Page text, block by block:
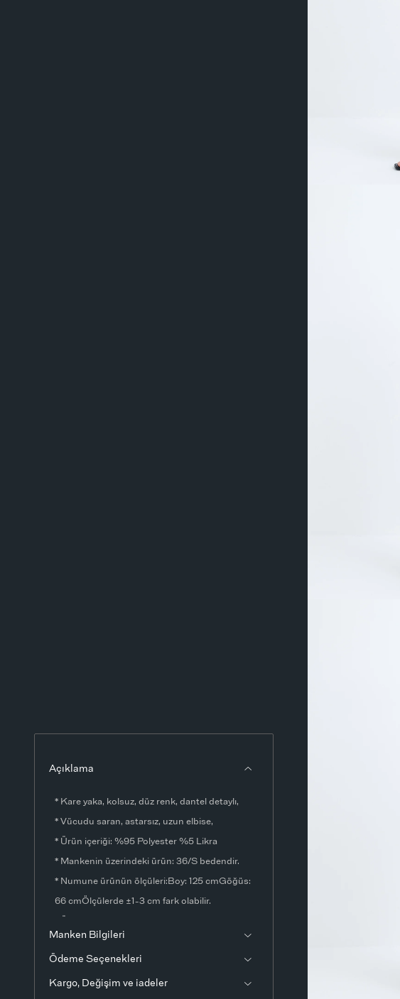
Açıklama
* Kare yaka, kolsuz, düz renk, dantel detaylı,
* Vücudu saran, astarsız, uzun elbise,
* Ürün içeriği: %95 Polyester %5 Likra
* Mankenin üzerindeki ürün: 36/S bedendir.
* Numune ürünün ölçüleri:Boy: 125 cmGöğüs:
66 cmÖlçülerde ±1-3 cm fark olabilir.
çekilmiştir. Işık ve ekran ayarlarından dolayı
renklerde ton farklılıkları görülebilir.
Manken Bilgileri
Ödeme Seçenekleri
Kargo, Değişim ve iadeler